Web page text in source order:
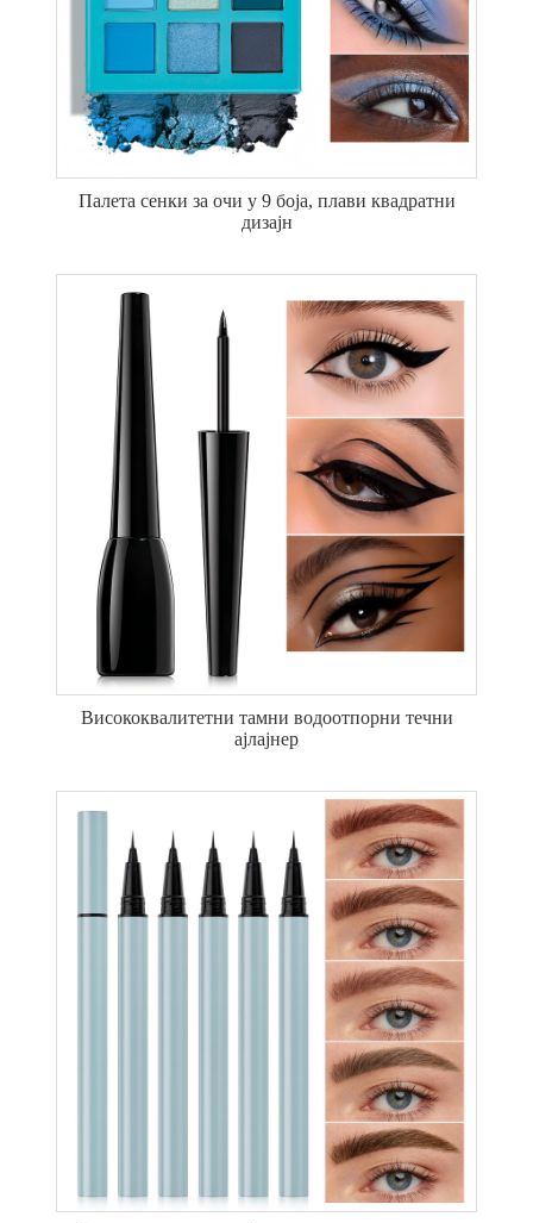
Палета сенки за очи у 9 боја, плави квадратни
дизајн
Висококвалитетни тамни водоотпорни течни
ајлајнер